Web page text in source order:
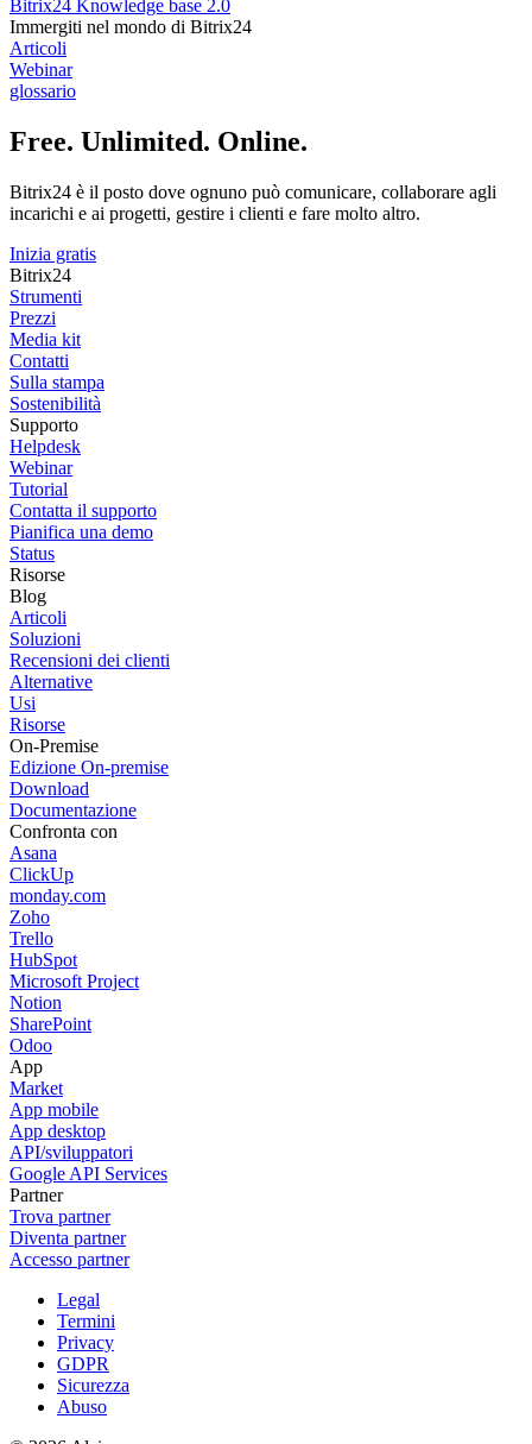
Bitrix24 Knowledge base 2.0
Immergiti nel mondo di Bitrix24
Articoli
Webinar
glossario
Free. Unlimited. Online.
Bitrix24 è il posto dove ognuno può comunicare, collaborare agli
incarichi e ai progetti, gestire i clienti e fare molto altro.
Inizia gratis
Bitrix24
Strumenti
Prezzi
Media kit
Contatti
Sulla stampa
Sostenibilità
Supporto
Helpdesk
Webinar
Tutorial
Contatta il supporto
Pianifica una demo
Status
Risorse
Blog
Articoli
Soluzioni
Recensioni dei clienti
Alternative
Usi
Risorse
On-Premise
Edizione On-premise
Download
Documentazione
Confronta con
Asana
ClickUp
monday.com
Zoho
Trello
HubSpot
Microsoft Project
Notion
SharePoint
Odoo
App
Market
App mobile
App desktop
API/sviluppatori
Google API Services
Partner
Trova partner
Diventa partner
Accesso partner
Legal
Termini
Privacy
GDPR
Sicurezza
Abuso